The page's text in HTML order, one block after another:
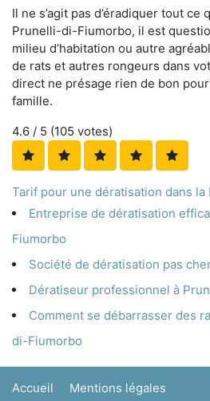
Il ne s’agit pas d’éradiquer tout ce
Prunelli-di-Fiumorbo, il est
milieu d’habitation ou autre
de rats et autres rongeurs dans
direct ne présage rien de bon
famille.
4.6 / 5 (105 votes)
Tarif pour une dératisation dans la
Entreprise de dératisation
Fiumorbo
Société de dératisation pas
Dératiseur professionnel à
Comment se débarrasser des
di-Fiumorbo
Accueil Mentions légales